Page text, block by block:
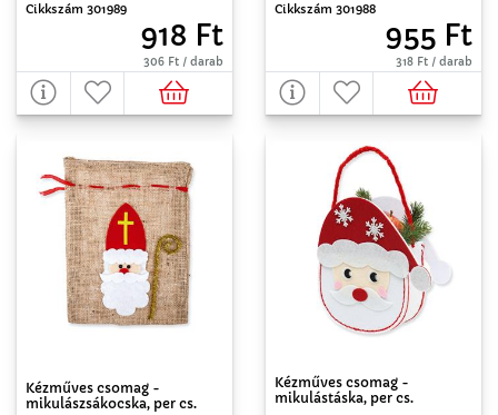
Cikkszám 301989
918 Ft
306 Ft / darab
Cikkszám 301988
955 Ft
318 Ft / darab
Kézműves csomag -
mikulászsákocska, per cs.
Kézműves csomag -
mikulástáska, per cs.